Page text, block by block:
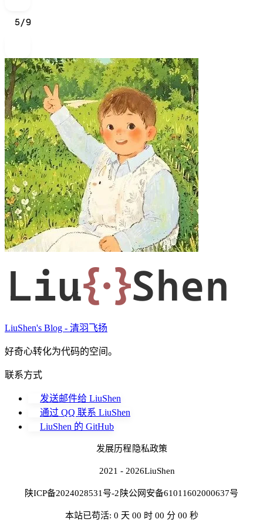
5/9
Liu{·}Shen
LiuShen's Blog - 清羽飞扬
好奇心转化为代码的空间。
联系方式
发送邮件给 LiuShen
通过 QQ 联系 LiuShen
LiuShen 的 GitHub
发展历程 隐私政策
2021 - 2026LiuShen
陕ICP备2024028531号-2 陕公网安备61011602000637号
本站已苟活: 0 天 00 时 00 分 00 秒